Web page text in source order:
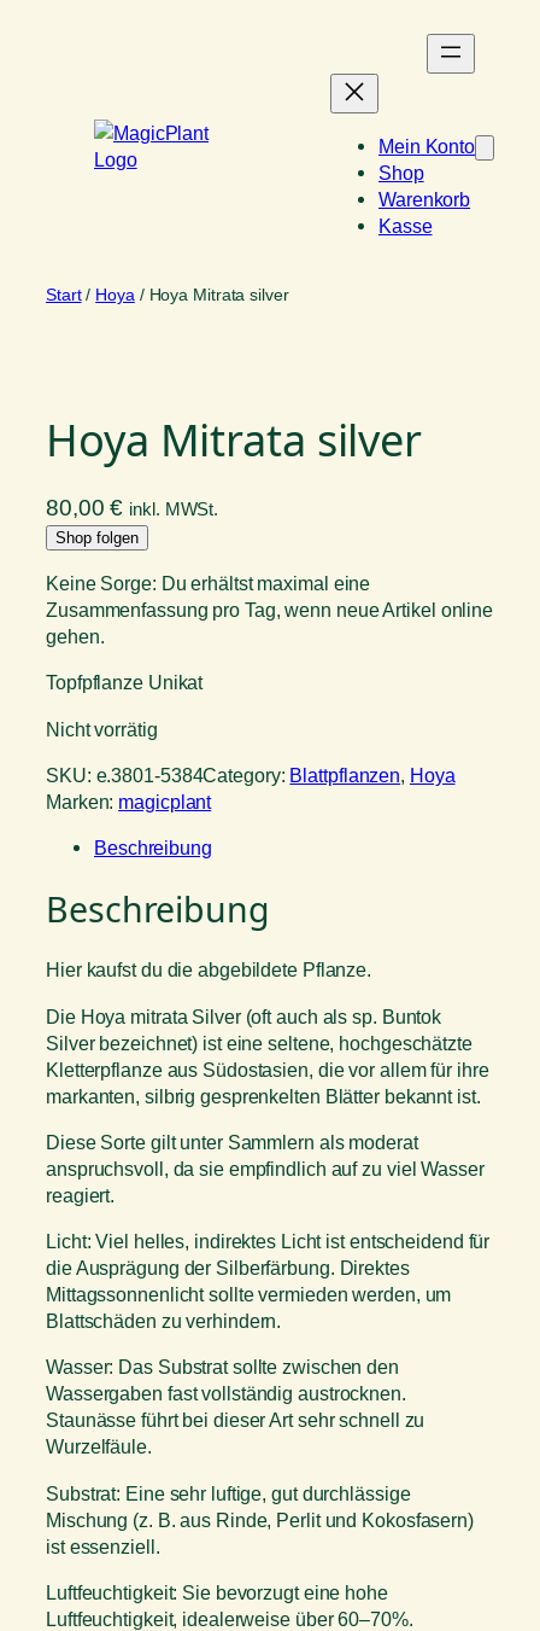
Mein Konto
Shop
Warenkorb
Kasse
Start/ Hoya / Hoya Mitrata silver
Hoya Mitrata silver
80,00€ inkl. MWSt.
Shop folgen
Keine Sorge: Du erhältst maximal eine
Zusammenfassung pro Tag, wenn neue Artikel online
gehen.
Topfpflanze Unikat
Nicht vorrätig
SKU: e.3801-5384Category: Blattpflanzen, Hoya
Marken: magicplant
Beschreibung
Beschreibung
Hier kaufst du die abgebildete Pflanze.
Die Hoya mitrata Silver (oft auch als sp. Buntok
Silver bezeichnet) ist eine seltene, hochgeschätzte
Kletterpflanze aus Südostasien, die vor allem für ihre
markanten, silbrig gesprenkelten Blätter bekannt ist.
Diese Sorte gilt unter Sammlern als moderat
anspruchsvoll, da sie empfindlich auf zu viel Wasser
reagiert.
Licht: Viel helles, indirektes Licht ist entscheidend für
die Ausprägung der Silberfärbung. Direktes
Mittagssonnenlicht sollte vermieden werden, um
Blattschäden zu verhindern.
Wasser: Das Substrat sollte zwischen den
Wassergaben fast vollständig austrocknen.
Staunässe führt bei dieser Art sehr schnell zu
Wurzelfäule.
Substrat: Eine sehr luftige, gut durchlässige
Mischung (z. B. aus Rinde, Perlit und Kokosfasern)
ist essenziell.
Luftfeuchtigkeit: Sie bevorzugt eine hohe
Luftfeuchtigkeit, idealerweise über 60–70%.